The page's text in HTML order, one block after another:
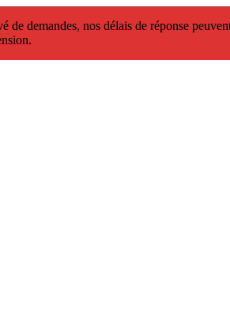
de demandes, nos délais de réponse